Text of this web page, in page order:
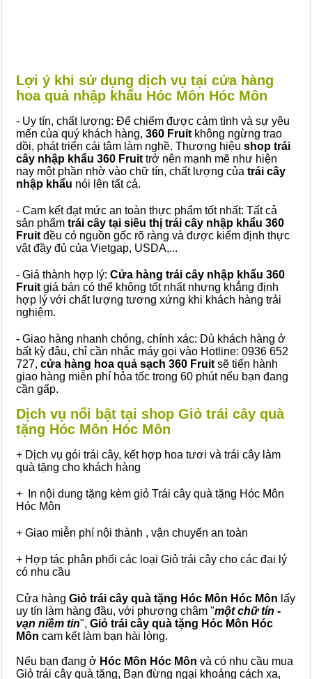
Lợi ý khi sử dụng dịch vụ tại cửa hàng
hoa quả nhập khẩu Hóc Môn Hóc Môn
- Uy tín, chất lượng: Để chiếm được cảm tình và sự yêu
mến của quý khách hàng, 360 Fruit không ngừng trao
dồi, phát triển cái tâm làm nghề. Thương hiệu shop trái
cây nhập khẩu 360 Fruit trở nên mạnh mẽ như hiện
nay một phần nhờ vào chữ tín, chất lượng của trái cây
nhập khẩu nói lên tất cả.
- Cam kết đạt mức an toàn thực phẩm tốt nhất: Tất cả
sản phẩm trái cây tại siêu thị trái cây nhập khẩu 360
Fruit đều có nguồn gốc rõ ràng và được kiểm định thực
vật đầy đủ của Vietgap, USDA,...
- Giá thành hợp lý: Cửa hàng trái cây nhập khẩu 360
Fruit giá bán có thể không tốt nhất nhưng khẳng định
hợp lý với chất lượng tương xứng khi khách hàng trải
nghiệm.
- Giao hàng nhanh chóng, chính xác: Dù khách hàng ở
bất kỳ đâu, chỉ cần nhắc máy gọi vào Hotline: 0936 652
727, cửa hàng hoa quả sạch 360 Fruit sẽ tiến hành
giao hàng miễn phí hỏa tốc trong 60 phút nếu bạn đang
cần gấp.
Dịch vụ nổi bật tại shop Giỏ trái cây quà
tặng Hóc Môn Hóc Môn
+ Dịch vụ gói trái cây, kết hợp hoa tươi và trái cây làm
quà tặng cho khách hàng
+ In nội dung tặng kèm giỏ Trái cây quà tặng Hóc Môn
Hóc Môn
+ Giao miễn phí nội thành , vận chuyển an toàn
+ Hợp tác phân phối các loại Giỏ trái cây cho các đại lý
có nhu cầu
Cửa hàng Giỏ trái cây quà tặng Hóc Môn Hóc Môn lấy
uy tín làm hàng đầu, với phương châm "một chữ tín -
vạn niềm tin", Giỏ trái cây quà tặng Hóc Môn Hóc
Môn cam kết làm bạn hài lòng.
Nếu bạn đang ở Hóc Môn Hóc Môn và có nhu cầu mua
Giỏ trái cây quà tặng, Bạn đừng ngại khoảng cách xa,